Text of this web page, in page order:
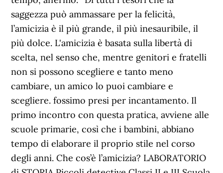
saggezza può ammassare per la felicità,
l’amicizia è il più grande, il più inesauribile, il
più dolce. L'amicizia è basata sulla libertà di
scelta, nel senso che, mentre genitori e fratelli
non si possono scegliere e tanto meno
cambiare, un amico lo puoi cambiare e
scegliere. fossimo presi per incantamento. Il
primo incontro con questa pratica, avviene alle
scuole primarie, così che i bambini, abbiano
tempo di elaborare il proprio stile nel corso
degli anni. Che cos’è l’amicizia? LABORATORIO